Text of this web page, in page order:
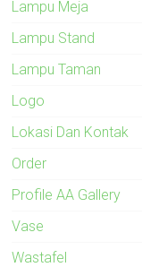
Lampu Meja
Lampu Stand
Lampu Taman
Logo
Lokasi Dan Kontak
Order
Profile AA Gallery
Vase
Wastafel